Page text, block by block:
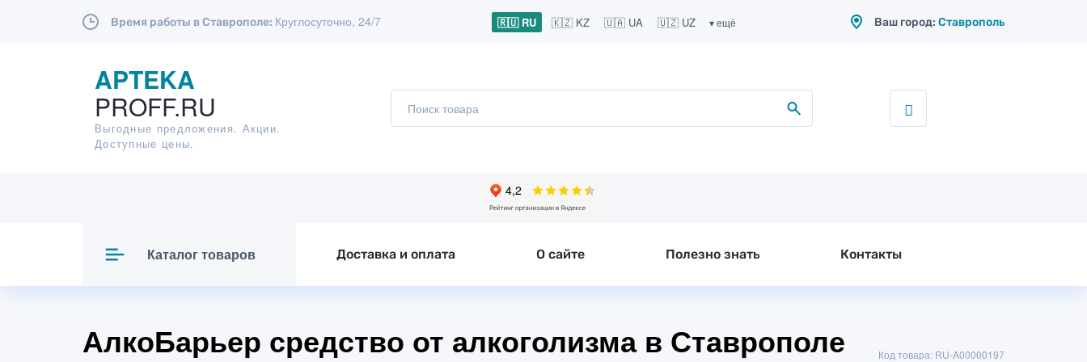
Время работы в Ставрополе: Круглосуточно, 24/7 🇷🇺 RU 🇰🇿 KZ 🇺🇦 UA 🇺🇿 UZ ▾ ещё Ваш город: Ставрополь
APTEKA
PROFF.RU
Выгодные предложения. Акции.
Доступные цены.
Каталог товаров Доставка и оплата О сайте Полезно знать Контакты
АлкоБарьер средство от алкоголизма в Ставрополе Код товара: RU-A00000197